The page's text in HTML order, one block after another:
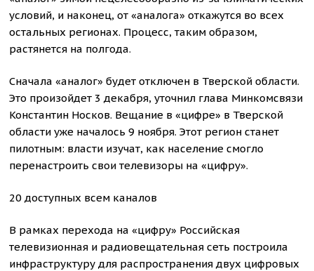
условий, и наконец, от «аналога» откажутся во всех
остальных регионах. Процесс, таким образом,
растянется на полгода.
Сначала «аналог» будет отключен в Тверской области.
Это произойдет 3 декабря, уточнил глава Минкомсвязи
Константин Носков. Вещание в «цифре» в Тверской
области уже началось 9 ноября. Этот регион станет
пилотным: власти изучат, как население смогло
перенастроить свои телевизоры на «цифру».
20 доступных всем каналов
В рамках перехода на «цифру» Российская
телевизионная и радиовещательная сеть построила
инфраструктуру для распространения двух цифровых